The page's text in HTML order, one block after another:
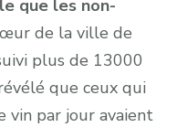
que les non-
de la ville de
plus de 13000
que ceux qui
vin par jour avaient